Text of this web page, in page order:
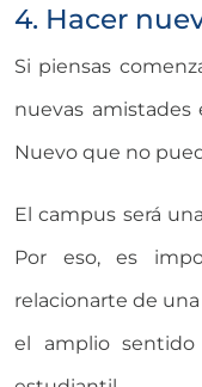
4. Hacer
Si piensas
nuevas
Nuevo que no
El campus será
Por eso, es
relacionarte de
el amplio